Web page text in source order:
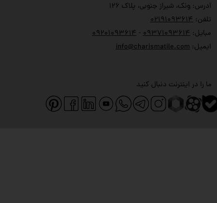
ما را در اینترنت دنبال کنید
آدرس: ونک، شیراز جنوبی، پلاک ۱۲۶
تلفن:
۰۲۱۹۱۰۹۳۶۱۴
مبایل:
۰۹۳۷۱۰۹۳۶۱۴ - ۰۹۲۰۱۰۹۳۶۱۴
ایمیل:info@charismatile.com